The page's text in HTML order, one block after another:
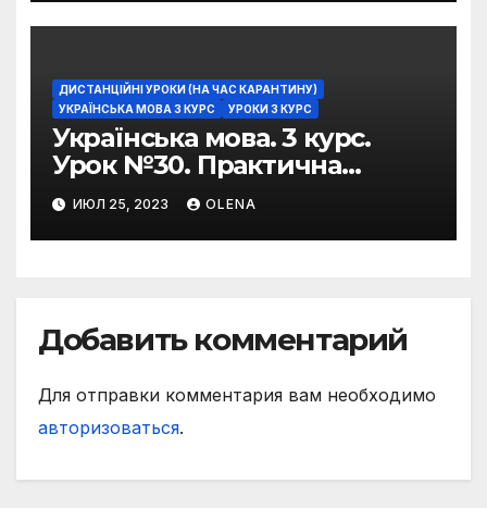
ДИСТАНЦІЙНІ УРОКИ (НА ЧАС КАРАНТИНУ)
УКРАЇНСЬКА МОВА 3 КУРС
УРОКИ 3 КУРС
Українська мова. 3 курс.
Урок №30. Практична
риторика. Оцінювальні
жанри. Характеристика
ИЮЛ 25, 2023 OLENA
Добавить комментарий
Для отправки комментария вам необходимо
авторизоваться.